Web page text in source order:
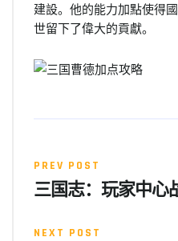
建設。他的能力加點使得
世留下了偉大的貢獻。
PREV POST
三国志：玩家中心
NEXT POST